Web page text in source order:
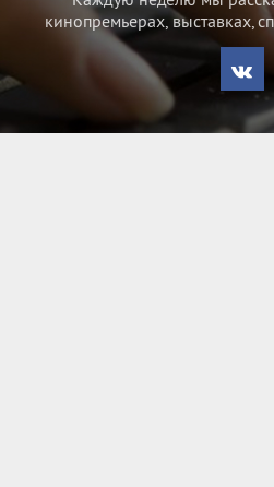
кинопремьерах, выставках,